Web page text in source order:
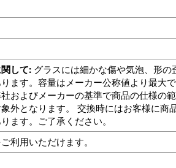
して:グラスには細かな傷や気泡、形の
ます。容量はメーカー公称値より最大
およびメーカーの基準で商品の仕様の
外となります。 交換時にはお客様に商
ます。ご了承ください。
利用いただけます。